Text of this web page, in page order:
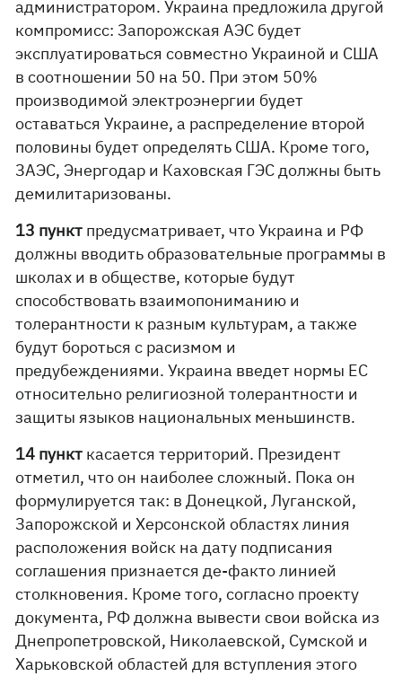
администратором. Украина предложила другой
компромисс: Запорожская АЭС будет
эксплуатироваться совместно Украиной и США
в соотношении 50 на 50. При этом 50%
производимой электроэнергии будет
оставаться Украине, а распределение второй
половины будет определять США. Кроме того,
ЗАЭС, Энергодар и Каховская ГЭС должны быть
демилитаризованы.
13 пункт предусматривает, что Украина и РФ
должны вводить образовательные программы в
школах и в обществе, которые будут
способствовать взаимопониманию и
толерантности к разным культурам, а также
будут бороться с расизмом и
предубеждениями. Украина введет нормы ЕС
относительно религиозной толерантности и
защиты языков национальных меньшинств.
14 пункт касается территорий. Президент
отметил, что он наиболее сложный. Пока он
формулируется так: в Донецкой, Луганской,
Запорожской и Херсонской областях линия
расположения войск на дату подписания
соглашения признается де-факто линией
столкновения. Кроме того, согласно проекту
документа, РФ должна вывести свои войска из
Днепропетровской, Николаевской, Сумской и
Харьковской областей для вступления этого